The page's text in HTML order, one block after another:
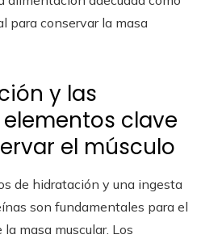
para conservar la masa
y las
clave
el músculo
de hidratación y una ingesta
son fundamentales para el
masa muscular. Los